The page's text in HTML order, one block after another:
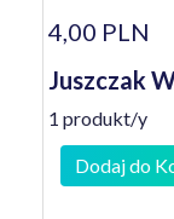
4,00 PLN
Juszczak
1 produkt/y
Dodaj do